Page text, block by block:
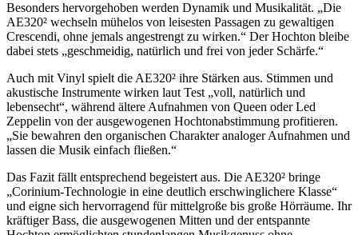
Besonders hervorgehoben werden Dynamik und Musikalität. „Die
AE320² wechseln mühelos von leisesten Passagen zu gewaltigen
Crescendi, ohne jemals angestrengt zu wirken.“ Der Hochton bleibe
dabei stets „geschmeidig, natürlich und frei von jeder Schärfe.“
Auch mit Vinyl spielt die AE320² ihre Stärken aus. Stimmen und
akustische Instrumente wirken laut Test „voll, natürlich und
lebensecht“, während ältere Aufnahmen von Queen oder Led
Zeppelin von der ausgewogenen Hochtonabstimmung profitieren.
„Sie bewahren den organischen Charakter analoger Aufnahmen und
lassen die Musik einfach fließen.“
Das Fazit fällt entsprechend begeistert aus. Die AE320² bringe
„Corinium-Technologie in eine deutlich erschwinglichere Klasse“
und eigne sich hervorragend für mittelgroße bis große Hörräume. Ihr
kräftiger Bass, die ausgewogenen Mitten und der entspannte